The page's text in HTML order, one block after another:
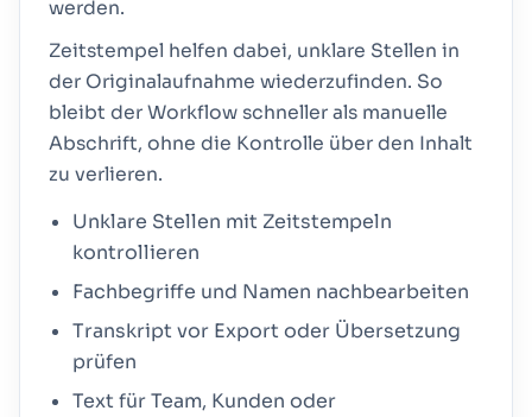
werden.
Zeitstempel helfen dabei, unklare Stellen in
der Originalaufnahme wiederzufinden. So
bleibt der Workflow schneller als manuelle
Abschrift, ohne die Kontrolle über den Inhalt
zu verlieren.
Unklare Stellen mit Zeitstempeln
kontrollieren
Fachbegriffe und Namen nachbearbeiten
Transkript vor Export oder Übersetzung
prüfen
Text für Team, Kunden oder